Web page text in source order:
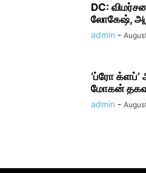
DC:
லோகேஷ்,
admin -
‘ப்ரோ க்ளப்’
மோகன்
admin -